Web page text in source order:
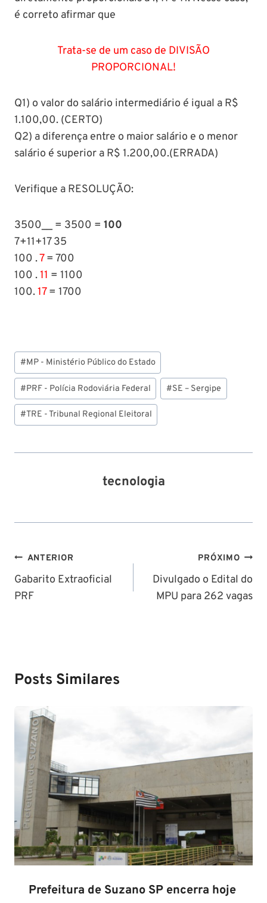
é correto afirmar que
Trata-se de um caso de DIVISÃO
PROPORCIONAL!
Q1) o valor do salário intermediário é igual a R$
1.100,00. (CERTO)
Q2) a diferença entre o maior salário e o menor
salário é superior a R$ 1.200,00.(ERRADA)
Verifique a RESOLUÇÃO:
3500__ = 3500 = 100
7+11+17 35
100 .7= 700
100 .11 = 1100
100.17= 1700
Tags
do
Post:
#MP - Ministério Público do Estado
#PRF - Polícia Rodoviária Federal #SE – Sergipe
#TRE - Tribunal Regional Eleitoral
tecnologia
Navegação
de
Post
ANTERIOR
Gabarito Extraoficial
PRF
PRÓXIMO
Divulgado o Edital do
MPU para 262 vagas
Posts Similares
Prefeitura de Suzano SP encerra hoje